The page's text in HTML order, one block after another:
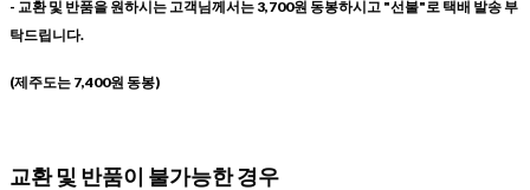
- 교환 및 반품을 원하시는 고객님께서는 3,700원 동봉하시고 "선불"로 택배 발송 부
탁드립니다.
(제주도는 7,400원 동봉)
교환 및 반품이 불가능한 경우